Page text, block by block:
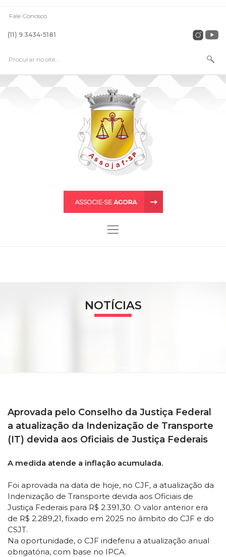
Fale Conosco
(11) 9 3434-5181
NOTÍCIAS
Aprovada pelo Conselho da Justiça Federal
a atualização da Indenização de Transporte
(IT) devida aos Oficiais de Justiça Federais
A medida atende a inflação acumulada.
Foi aprovada na data de hoje, no CJF, a atualização da
Indenização de Transporte devida aos Oficiais de
Justiça Federais para R$ 2.391,30. O valor anterior era
de R$ 2.289,21, fixado em 2025 no âmbito do CJF e do
CSJT.
Na oportunidade, o CJF indeferiu a atualização anual
obrigatória, com base no IPCA.